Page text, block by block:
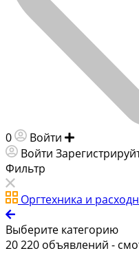
0 Войти
Войти
Фильтр
Оргтехника и
Выберите категорию
20 220 объявлений -